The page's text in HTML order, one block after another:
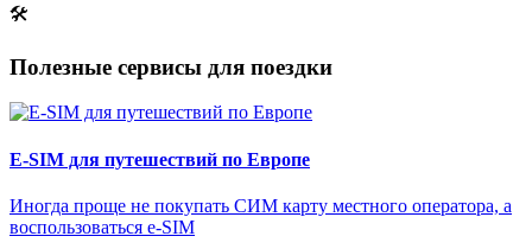
🛠
Полезные сервисы для поездки
E-SIM для путешествий по Европе
Иногда проще не покупать СИМ карту местного оператора, а
воспользоваться e-SIM